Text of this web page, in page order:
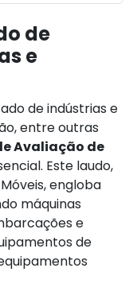
de
e
de indústrias e
entre outras
Avaliação de
Este laudo,
engloba
máquinas
e
de